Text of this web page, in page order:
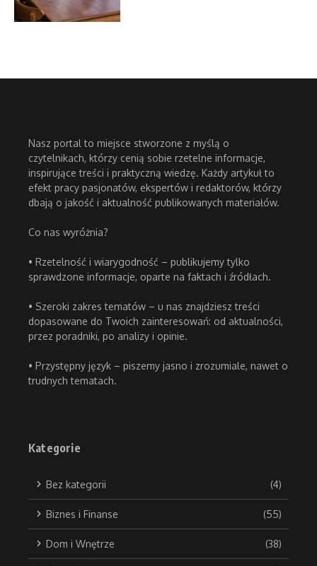
Nasz portal to miejsce stworzone z myślą o
czytelnikach, którzy cenią sobie rzetelne informacje,
inspirujące treści i praktyczną wiedzę. Każdy artykuł to
efekt pracy pasjonatów, ekspertów i redaktorów, którzy
dbają o jakość i aktualność publikowanych materiałów.
Co nas wyróżnia?
• Rzetelność i wiarygodność – publikujemy tylko
sprawdzone informacje, oparte na faktach i źródłach.
• Szeroki zakres tematów – u nas znajdziesz treści
dopasowane do Twoich zainteresowań: od aktualności,
przez poradniki, po analizy i opinie.
• Przystępny język – piszemy jasno i zrozumiale, nawet o
trudnych tematach.
Kategorie
Bez kategorii (4)
Biznes i Finanse (55)
Dom i Wnętrze (38)